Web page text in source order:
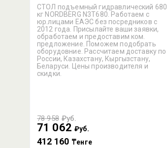
СТОЛ подъемный гидравлический 680
кг NORDBERG N3T680. Работаем с
юр.лицами ЕАЭС без посредников с
2012 года. Присылайте ваши заявки,
обработаем и предоставим ком.
предложение. Поможем подобрать
оборудовние. Рассчитаем доставку по
России, Казахстану, Кыргызстану,
Беларуси. Цены производителя и
скидки.
78 958 ₽уб.
71 062 ₽уб.
412 160 ₸енге